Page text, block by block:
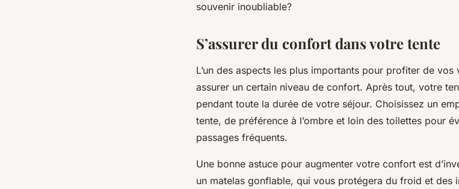
souvenir inoubliable?
S’assurer du confort dans votre tente
L’un des aspects les plus importants pour profiter de
assurer un certain niveau de confort. Après tout, votre
pendant toute la durée de votre séjour. Choisissez un
tente, de préférence à l’ombre et loin des toilettes pour
passages fréquents.
Une bonne astuce pour augmenter votre confort est
un matelas gonflable, qui vous protégera du froid et des